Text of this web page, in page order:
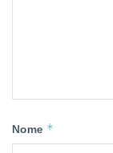
Nome *